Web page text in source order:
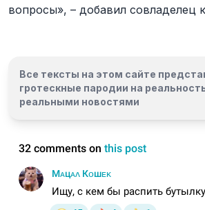
вопросы», – добавил совладелец
Все тексты на этом сайте
гротескные пародии на
реальными новостями